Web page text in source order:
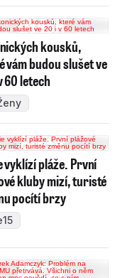
kousků,
vám budou slušet ve
60 letech
vyklízí pláže. První
kluby mizí, turisté
pocítí brzy